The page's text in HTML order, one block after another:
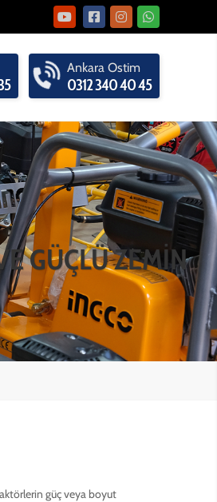
Ankara Ostim
0312 340 40 45
GÜÇLÜ ZEMİN
güç veya boyut